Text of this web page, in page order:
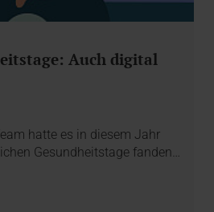
Auch digital
hatte es in diesem Jahr
Gesundheitstage fanden…